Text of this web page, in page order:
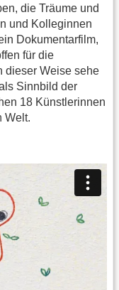
die Träume und
und Kolleginnen
Dokumentarfilm,
für die
dieser Weise sehe
Sinnbild der
18 Künstlerinnen
Welt.